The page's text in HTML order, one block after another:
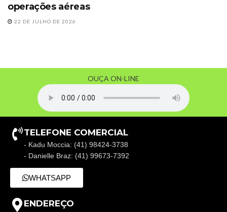
operações aéreas
22 DE JULHO DE 2026
OUÇA ON-LINE
TELEFONE COMERCIAL
- Kadu Moccia: (41) 98424-3738
- Danielle Braz: (41) 99673-7392
WHATSAPP
ENDEREÇO